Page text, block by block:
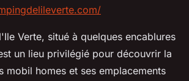
Verte, situé à quelques encablures
un lieu privilégié pour découvrir la
mobil homes et ses emplacements